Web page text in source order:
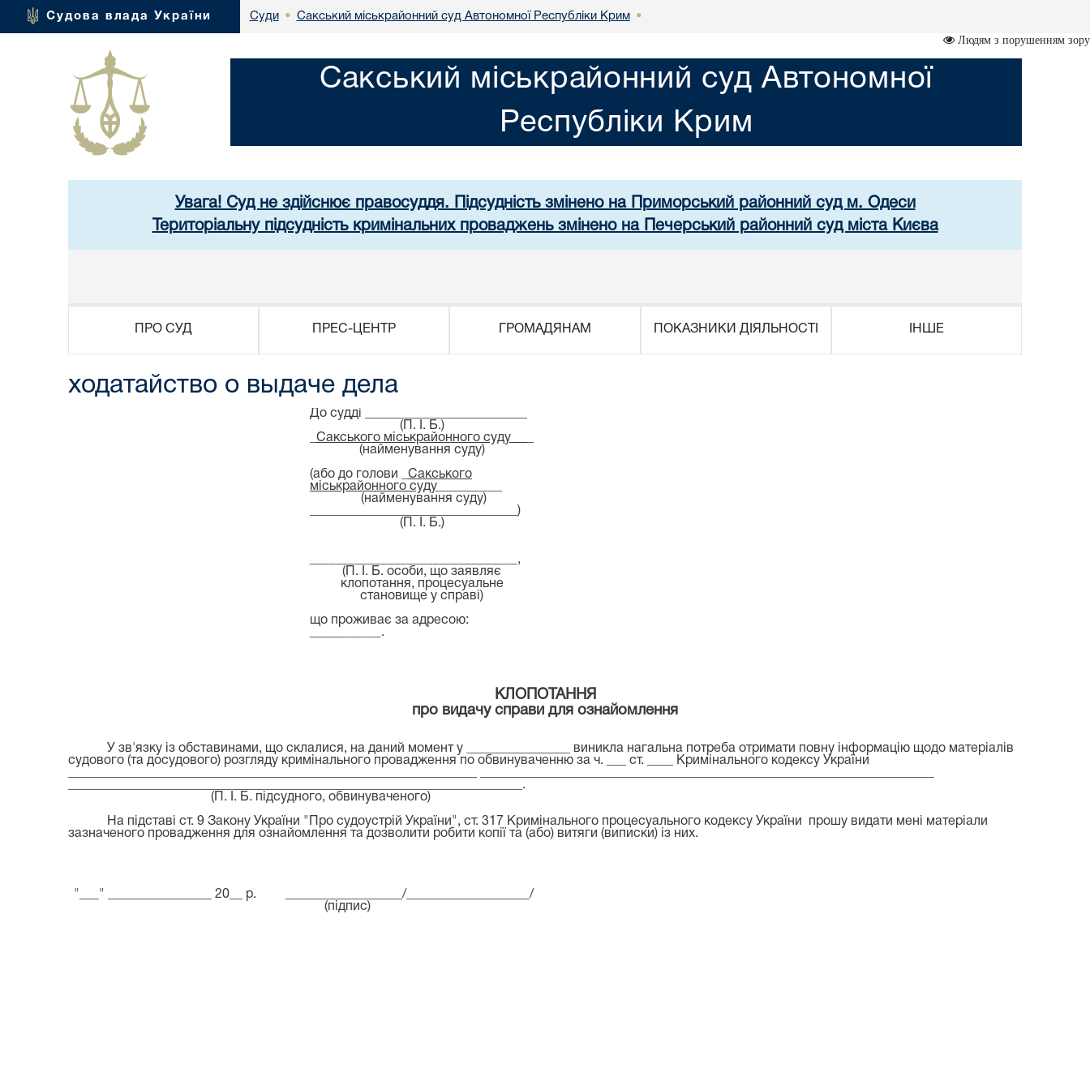
Судова влада України Суди • Сакський міськрайонний суд Автономної Республіки Крим •
Людям з порушенням зору
Сакський міськрайонний суд Автономної
Республіки Крим
Увага! Суд не здійснює правосуддя. Підсудність змінено на Приморський районний суд м. Одеси
Територіальну підсудність кримінальних проваджень змінено на Печерський районний суд міста Києва
ПРО СУД ПРЕС-ЦЕНТР ГРОМАДЯНАМ ПОКАЗНИКИ ДІЯЛЬНОСТІ ІНШЕ
ходатайство о выдаче дела
До судді _________________________
(П. І. Б.)
Сакського міськрайонного суду __
(найменування суду)
(або до голови _ Сакського
міськрайонного суду__________
(найменування суду)
________________________________)
(П. І. Б.)
,
(П. І. Б. особи, що заявляє
клопотання, процесуальне
становище у справі)
що проживає за адресою:
.
КЛОПОТАННЯ
про видачу справи для ознайомлення
У зв'язку із обставинами, що склалися, на даний момент у ________________ виникла нагальна потреба отримати повну інформацію щодо матеріалів
судового (та досудового) розгляду кримінального провадження по обвинуваченню за ч. ___ ст. ____ Кримінального кодексу України
.
(П. І. Б. підсудного, обвинуваченого)
На підставі ст. 9 Закону України "Про судоустрій України", ст. 317 Кримінального процесуального кодексу України прошу видати мені матеріали
зазначеного провадження для ознайомлення та дозволити робити копії та (або) витяги (виписки) із них.
"___" ____________ 20__ р.
__________________/___________________/
(підпис)